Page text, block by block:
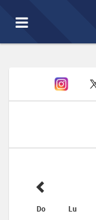
Toggle
navigation
Do Lu